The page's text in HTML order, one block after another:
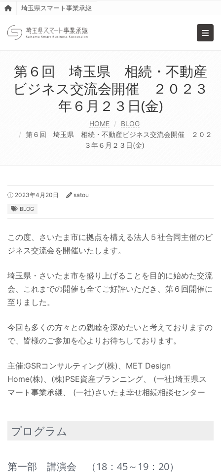
埼玉県スマート事業承継
第６回 埼玉県 相続・不動産
ビジネス交流会開催 ２０２３
年６月２３日(金)
HOME
BLOG
第６回 埼玉県 相続・不動産ビジネス交流会開催 ２０２
３年６月２３日(金)
2023年4月20日 satou
BLOG
この度、さいたま市に拠点を構える法人５社合同主催のビ
ジネス交流会を開催いたします。
埼玉県・さいたま市を盛り上げることを目的に始めた交流
会、これまでの開催も全てご好評いただき、第６回開催に
至りました。
今回も多くの方々との親睦を深めたいと考えておりますの
で、皆様のご参加を心よりお待ちしております。
主催:GSRコンサルティング(株)、MET Design
Home(株)、(株)PSE資産プランニング、 (一社)埼玉県ス
マート事業承継、 (一社)さいたま幸せ相続相談センター
プログラム
第一部 講演会 （18：45～19：20）